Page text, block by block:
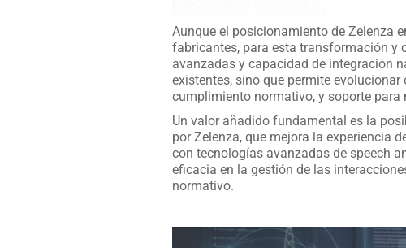
Aunque el posicionamiento de Zelenza
fabricantes, para esta transformación y
avanzadas y capacidad de integración
existentes, sino que permite
cumplimiento normativo, y soporte
Un valor añadido fundamental es la
por Zelenza, que mejora la experiencia
con tecnologías avanzadas de speech
eficacia en la gestión de las
normativo.